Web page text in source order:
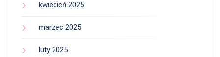
kwiecień 2025
marzec 2025
luty 2025